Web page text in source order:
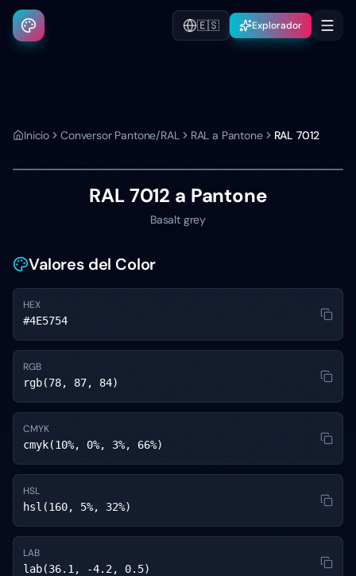
🇪🇸 Explorador
Inicio Conversor Pantone/RAL RAL a Pantone RAL 7012
RAL 7012 a Pantone
Basalt grey
Valores del Color
HEX
#4E5754
RGB
rgb(78, 87, 84)
CMYK
cmyk(10%, 0%, 3%, 66%)
HSL
hsl(160, 5%, 32%)
LAB
lab(36.1, -4.2, 0.5)